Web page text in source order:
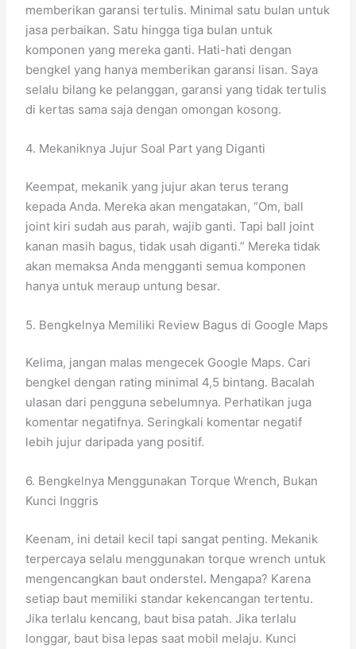
memberikan garansi tertulis. Minimal satu bulan untuk
jasa perbaikan. Satu hingga tiga bulan untuk
komponen yang mereka ganti. Hati-hati dengan
bengkel yang hanya memberikan garansi lisan. Saya
selalu bilang ke pelanggan, garansi yang tidak tertulis
di kertas sama saja dengan omongan kosong.
4. Mekaniknya Jujur Soal Part yang Diganti
Keempat, mekanik yang jujur akan terus terang
kepada Anda. Mereka akan mengatakan, “Om, ball
joint kiri sudah aus parah, wajib ganti. Tapi ball joint
kanan masih bagus, tidak usah diganti.” Mereka tidak
akan memaksa Anda mengganti semua komponen
hanya untuk meraup untung besar.
5. Bengkelnya Memiliki Review Bagus di Google Maps
Kelima, jangan malas mengecek Google Maps. Cari
bengkel dengan rating minimal 4,5 bintang. Bacalah
ulasan dari pengguna sebelumnya. Perhatikan juga
komentar negatifnya. Seringkali komentar negatif
lebih jujur daripada yang positif.
6. Bengkelnya Menggunakan Torque Wrench, Bukan
Kunci Inggris
Keenam, ini detail kecil tapi sangat penting. Mekanik
terpercaya selalu menggunakan torque wrench untuk
mengencangkan baut onderstel. Mengapa? Karena
setiap baut memiliki standar kekencangan tertentu.
Jika terlalu kencang, baut bisa patah. Jika terlalu
longgar, baut bisa lepas saat mobil melaju. Kunci